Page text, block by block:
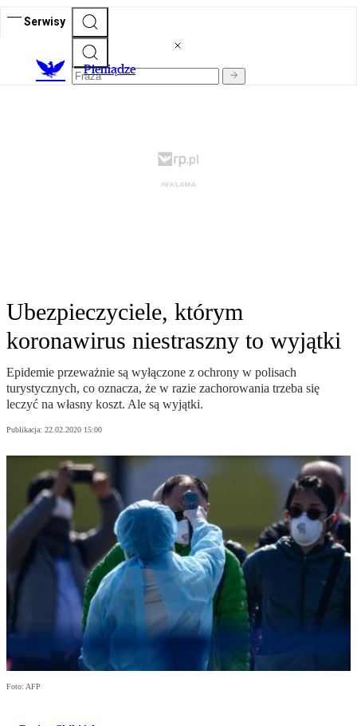
Serwisy
Pieniądze
Ubezpieczyciele, którym
koronawirus niestraszny to wyjątki
Epidemie przeważnie są wyłączone z ochrony w polisach
turystycznych, co oznacza, że w razie zachorowania trzeba się
leczyć na własny koszt. Ale są wyjątki.
Publikacja: 22.02.2020 15:00
Foto: AFP